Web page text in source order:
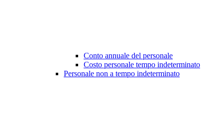
Conto annuale del personale
Costo personale tempo indeterminato
Personale non a tempo indeterminato